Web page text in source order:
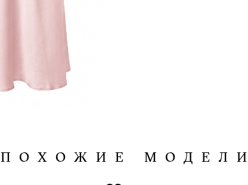
ПОХОЖИЕ МОДЕЛИ